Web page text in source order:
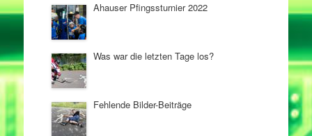
Ahauser Pfingssturnier 2022
Was war die letzten Tage los?
Fehlende Bilder-Beiträge